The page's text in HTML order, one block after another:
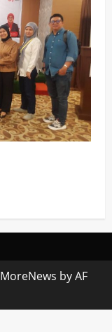
MoreNews by AF